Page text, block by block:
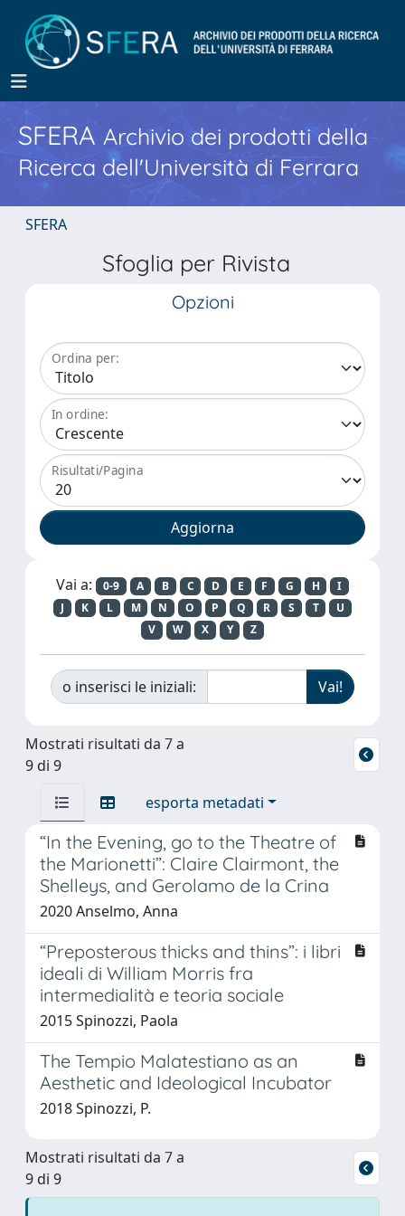
SFERA Archivio dei prodotti della
Ricerca dell'Università di Ferrara
SFERA
Sfoglia per Rivista
Opzioni
Ordina per:
In ordine:
Risultati/Pagina
Vai a: 0-9 A B C D E F G H
I
J
K L M N O P Q R S T
U
V
W X Y Z
o inserisci le iniziali:
Mostrati risultati da 7 a
9 di 9
esporta metadati
“In the Evening, go to the Theatre of
the Marionetti”: Claire Clairmont, the
Shelleys, and Gerolamo de la Crina
2020 Anselmo, Anna
“Preposterous thicks and thins”: i libri
ideali di William Morris fra
intermedialità e teoria sociale
2015 Spinozzi, Paola
The Tempio Malatestiano as an
Aesthetic and Ideological Incubator
2018 Spinozzi, P.
Mostrati risultati da 7 a
9 di 9